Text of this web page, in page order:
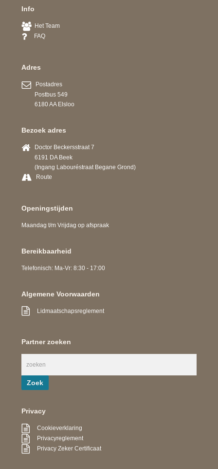
Info
Het Team
FAQ
Adres
Postadres
Postbus 549
6180 AA Elsloo
Bezoek adres
Doctor Beckersstraat 7
6191 DA Beek
(Ingang Labouréstraat Begane Grond)
Route
Openingstijden
Maandag t/m Vrijdag op afspraak
Bereikbaarheid
Telefonisch: Ma-Vr: 8:30 - 17:00
Algemene Voorwaarden
Lidmaatschapsreglement
Partner zoeken
Privacy
Cookieverklaring
Privacyreglement
Privacy Zeker Certificaat